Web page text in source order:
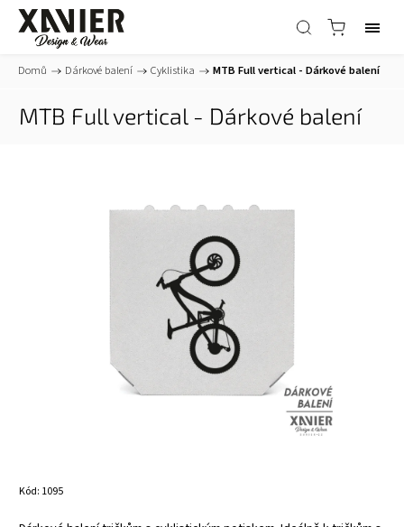
Domů / Dárkové balení / Cyklistika / MTB Full vertical - Dárkové balení
MTB Full vertical - Dárkové balení
Kód: 1095